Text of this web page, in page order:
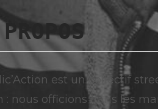
est un collectif
: nous officions dans les